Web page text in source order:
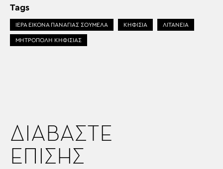
Tags
ΙΕΡΑ ΕΙΚΟΝΑ ΠΑΝΑΓΙΑΣ ΣΟΥΜΕΛΑ ΚΗΦΙΣΙΑ ΛΙΤΑΝΕΙΑ
ΜΗΤΡΟΠΟΛΗ ΚΗΦΙΣΙΑΣ
ΔΙΑΒΑΣΤΕ
ΕΠΙΣΗΣ